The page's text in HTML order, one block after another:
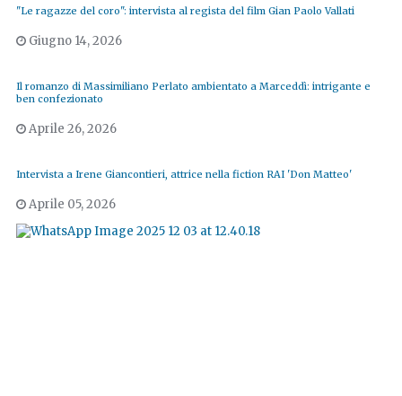
"Le ragazze del coro": intervista al regista del film Gian Paolo Vallati
Giugno 14, 2026
Il romanzo di Massimiliano Perlato ambientato a Marceddì: intrigante e
ben confezionato
Aprile 26, 2026
Intervista a Irene Giancontieri, attrice nella fiction RAI 'Don Matteo'
Aprile 05, 2026